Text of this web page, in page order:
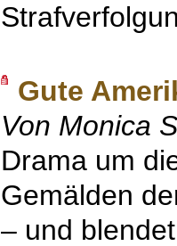
Gute
Von Monica
Drama um
Gemälden
– und